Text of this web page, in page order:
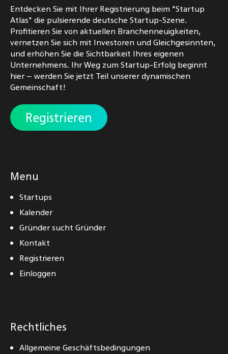
Entdecken Sie mit Ihrer Registrierung beim "Startup
Atlas" die pulsierende deutsche Startup-Szene.
Profitieren Sie von aktuellen Branchenneuigkeiten,
vernetzen Sie sich mit Investoren und Gleichgesinnten,
und erhöhen Sie die Sichtbarkeit Ihres eigenen
Unternehmens. Ihr Weg zum Startup-Erfolg beginnt
hier – werden Sie jetzt Teil unserer dynamischen
Gemeinschaft!
Registrieren
Menu
Startups
Kalender
Gründer sucht Gründer
Kontakt
Registrieren
Einloggen
Rechtliches
Allgemeine Geschäftsbedingungen